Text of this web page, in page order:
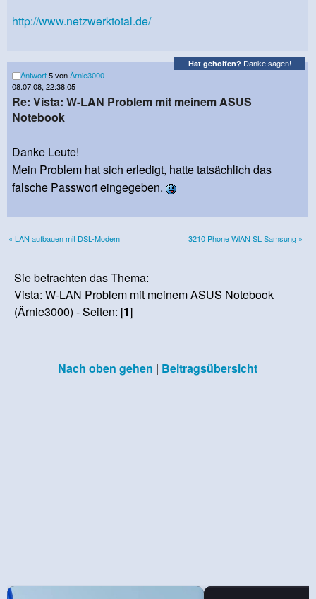
http://www.netzwerktotal.de/
Hat geholfen? Danke sagen!
Antwort5 vonÄrnie3000
08.07.08, 22:38:05
Re: Vista: W-LAN Problem mit meinem ASUS
Notebook
Danke Leute!
Mein Problem hat sich erledigt, hatte tatsächlich das
falsche Passwort eingegeben.
« LAN aufbauen mit DSL-Modem 3210 Phone WlAN SL Samsung »
Sie betrachten das Thema:
Vista: W-LAN Problem mit meinem ASUS Notebook
(Ärnie3000) - Seiten: [1]
Nach oben gehen | Beitragsübersicht